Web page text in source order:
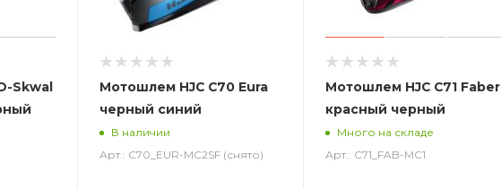
Skwal
Мотошлем HJC C70 Eura
черный синий
В наличии
Арт.: C70_EUR-MC2SF (снято)
Мотошлем HJC C71 Faber
красный черный
Много на складе
Арт.: C71_FAB-MC1